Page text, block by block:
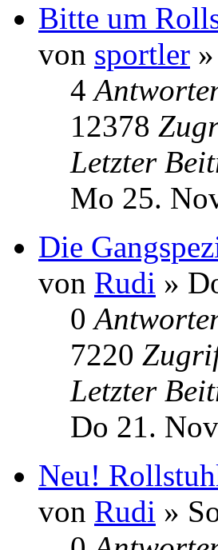
Bitte um
von sportler
4
12378
Letzter
Mo 25.
Die
von Rudi »
0
7220
Letzter
Do 21.
Neu!
von Rudi »